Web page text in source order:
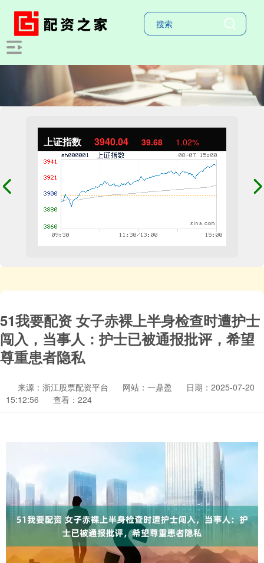
上证指数 3940.04 39.68 1.02%
51我要配资 女子赤裸上半身检查时遭护士
闯入，当事人：护士已被通报批评，希望
尊重患者隐私
来源：浙江股票配资平台 网站：一鼎盈
日期：2025-07-20
15:12:56
查看：224